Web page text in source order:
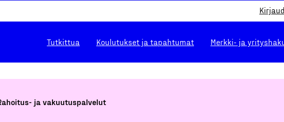
Tutkittua Koulutukset ja tapahtumat Merkki- ja
ja vakuutuspalvelut